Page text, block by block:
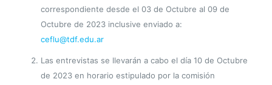
correspondiente desde el 03 de Octubre al 09 de
Octubre de 2023 inclusive enviado a:
ceflu@tdf.edu.ar
Las entrevistas se llevarán a cabo el día 10 de Octubre
de 2023 en horario estipulado por la comisión